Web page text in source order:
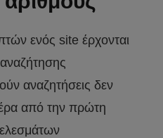
ενός site έρχονται
αναζητήσεις δεν
από την πρώτη